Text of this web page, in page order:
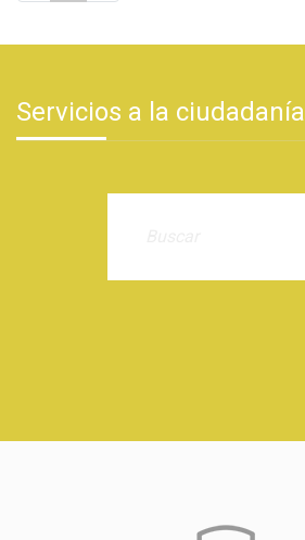
Servicios a la ciudadanía